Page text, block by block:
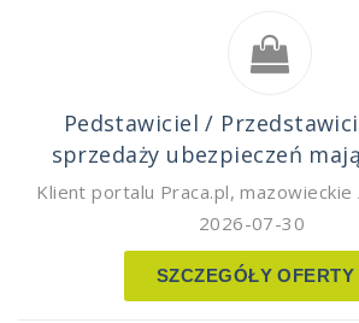
Pedstawiciel /
sprzedaży ubezpieczeń
Klient portalu Praca.pl,mazowieckie
2026-07-30
SZCZEGÓŁY OFERTY